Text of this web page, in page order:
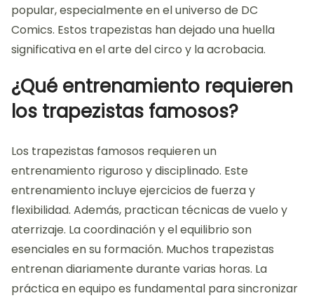
popular, especialmente en el universo de DC
Comics. Estos trapezistas han dejado una huella
significativa en el arte del circo y la acrobacia.
¿Qué entrenamiento requieren
los trapezistas famosos?
Los trapezistas famosos requieren un
entrenamiento riguroso y disciplinado. Este
entrenamiento incluye ejercicios de fuerza y
flexibilidad. Además, practican técnicas de vuelo y
aterrizaje. La coordinación y el equilibrio son
esenciales en su formación. Muchos trapezistas
entrenan diariamente durante varias horas. La
práctica en equipo es fundamental para sincronizar